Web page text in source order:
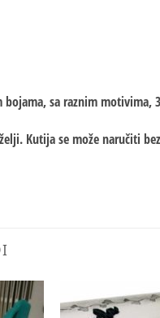
bojama, sa raznim motivima,
Kutija se može naručiti